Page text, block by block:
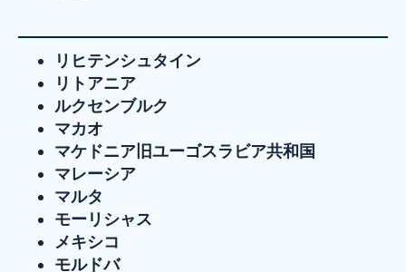
リヒテンシュタイン
リトアニア
ルクセンブルク
マカオ
マケドニア旧ユーゴスラビア共和国
マレーシア
マルタ
モーリシャス
メキシコ
モルドバ